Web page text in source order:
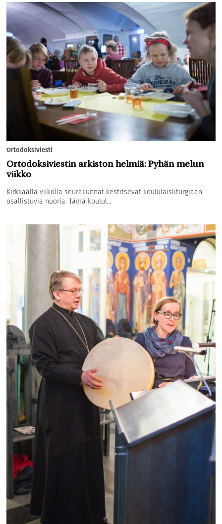
Ortodoksiviesti
Ortodoksiviestin arkiston helmiä: Pyhän melun
viikko
Kirkkaalla viikolla seurakunnat kestitsevät koululaisliturgiaan
osallistuvia nuoria. Tämä koulul...